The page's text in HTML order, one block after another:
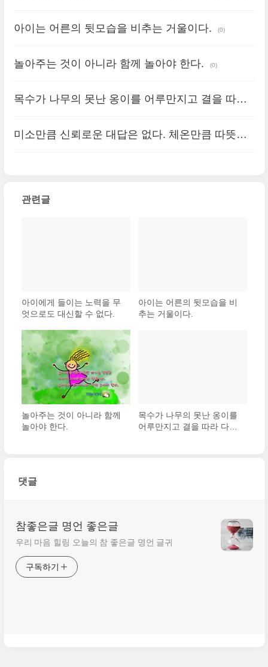
아이는 어른의 뒷모습을 비추는 거울이다. (0)
놀아주는 것이 아니라 함께 놀아야 한다. (0)
목수가 나무의 못난 옹이를 어루만지고 결을 따라
미소만큼 신뢰로운 대답은 없다. 체온만큼 따뜻한
관련글
아이에게 들이는 노력을 무
엇으로도 대신할 수 없다.
아이는 어른의 뒷모습을 비
추는 거울이다.
놀아주는 것이 아니라 함께
놀아야 한다.
목수가 나무의 못난 옹이를
어루만지고 결을 따라 다듬
댓글
참좋은글 명언 좋은글
우리 마음 힐링 오늘의 참 좋은글 명언 글귀
구독하기